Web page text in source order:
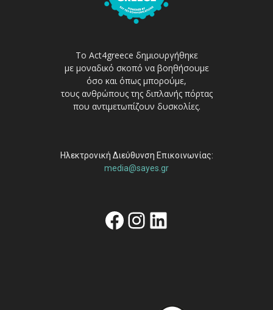
Το Act4greece δημιουργήθηκε
με μοναδικό σκοπό να βοηθήσουμε
όσο και όπως μπορούμε,
τους ανθρώπους της διπλανής πόρτας
που αντιμετωπίζουν δυσκολίες.
Ηλεκτρονική Διεύθυνση Επικοινωνίας:
media@sayes.gr
Facebook
Instagram
Linkedin